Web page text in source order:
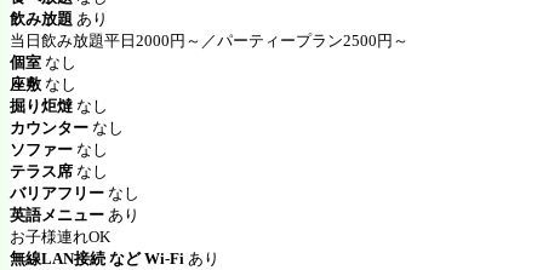
飲み放題 あり
当日飲み放題平日2000円～／パーティープラン2500円～
個室 なし
座敷 なし
掘り炬燵 なし
カウンター なし
ソファー なし
テラス席 なし
バリアフリー なし
英語メニュー あり
お子様連れOK
無線LAN接続 など Wi-Fi あり